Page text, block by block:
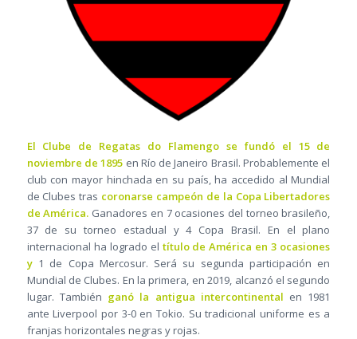
El Clube de Regatas do Flamengo se fundó el 15 de
noviembre de 1895 en Río de Janeiro Brasil. Probablemente el
club con mayor hinchada en su país, ha accedido al Mundial
de Clubes tras coronarse campeón de la Copa Libertadores
de América. Ganadores en 7 ocasiones del torneo brasileño,
37 de su torneo estadual y 4 Copa Brasil. En el plano
internacional ha logrado el título de América en 3 ocasiones
y1 de Copa Mercosur. Será su segunda participación en
Mundial de Clubes. En la primera, en 2019, alcanzó el segundo
lugar. También ganó la antigua intercontinental en 1981
ante Liverpool por 3-0 en Tokio. Su tradicional uniforme es a
franjas horizontales negras y rojas.